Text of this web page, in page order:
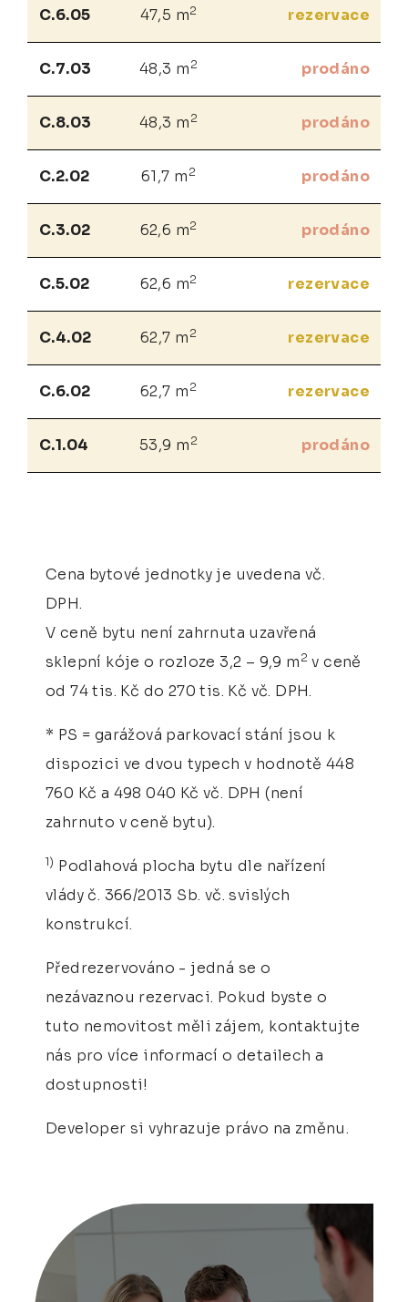
C.6.05 47,5 m2 rezervace
C.7.03 48,3 m 2 prodáno
C.8.03 48,3 m 2 prodáno
C.2.02 61,7 m 2 prodáno
C.3.02 62,6 m2 prodáno
C.5.02 62,6 m2 rezervace
C.4.02 62,7 m 2 rezervace
C.6.02 62,7 m 2 rezervace
C.1.04 53,9 m 2 prodáno
Cena bytové jednotky je uvedena vč.
DPH.
V ceně bytu není zahrnuta uzavřená
sklepní kóje o rozloze 3,2 – 9,9 m 2 v ceně
od 74 tis. Kč do 270 tis. Kč vč. DPH.
* PS = garážová parkovací stání jsou k
dispozici ve dvou typech v hodnotě 448
760 Kč a 498 040 Kč vč. DPH (není
zahrnuto v ceně bytu).
1) Podlahová plocha bytu dle nařízení
vlády č. 366/2013 Sb. vč. svislých
konstrukcí.
Předrezervováno - jedná se o
nezávaznou rezervaci. Pokud byste o
tuto nemovitost měli zájem, kontaktujte
nás pro více informací o detailech a
dostupnosti!
Developer si vyhrazuje právo na změnu.